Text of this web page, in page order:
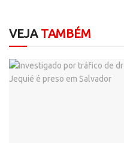
VEJATAMBÉM